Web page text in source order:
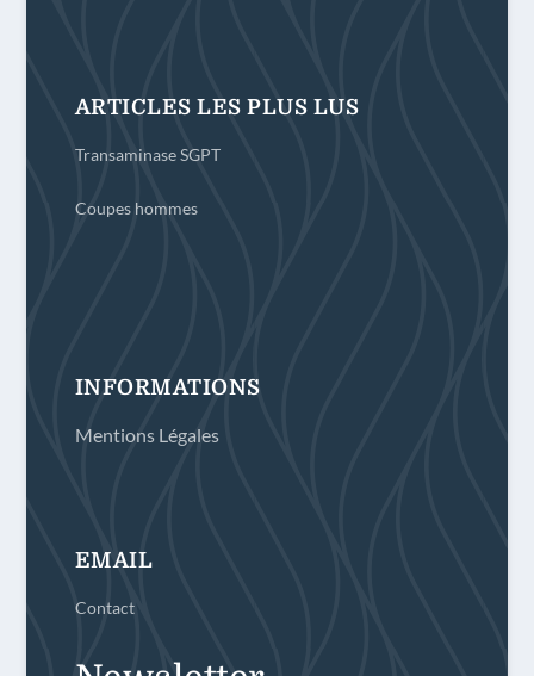
ARTICLES LES PLUS LUS
Transaminase SGPT
Coupes hommes
INFORMATIONS
Mentions Légales
EMAIL
Contact